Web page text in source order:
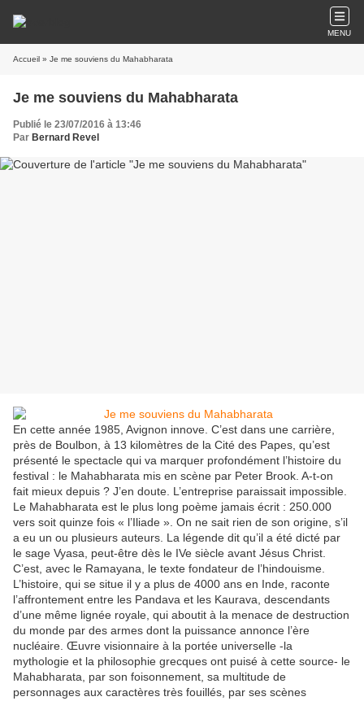
MENU
Accueil » Je me souviens du Mahabharata
Je me souviens du Mahabharata
Publié le 23/07/2016 à 13:46
Par Bernard Revel
En cette année 1985, Avignon innove. C’est dans une carrière,
près de Boulbon, à 13 kilomètres de la Cité des Papes, qu’est
présenté le spectacle qui va marquer profondément l’histoire du
festival : le Mahabharata mis en scène par Peter Brook. A-t-on
fait mieux depuis ? J’en doute. L’entreprise paraissait impossible.
Le Mahabharata est le plus long poème jamais écrit : 250.000
vers soit quinze fois « l’Iliade ». On ne sait rien de son origine, s’il
a eu un ou plusieurs auteurs. La légende dit qu’il a été dicté par
le sage Vyasa, peut-être dès le IVe siècle avant Jésus Christ.
C’est, avec le Ramayana, le texte fondateur de l’hindouisme.
L’histoire, qui se situe il y a plus de 4000 ans en Inde, raconte
l’affrontement entre les Pandava et les Kaurava, descendants
d’une même lignée royale, qui aboutit à la menace de destruction
du monde par des armes dont la puissance annonce l’ère
nucléaire. Œuvre visionnaire à la portée universelle -la
mythologie et la philosophie grecques ont puisé à cette source- le
Mahabharata, par son foisonnement, sa multitude de
personnages aux caractères très fouillés, par ses scènes